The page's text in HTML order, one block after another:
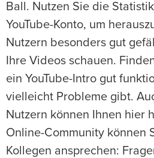
Ball. Nutzen Sie die
YouTube-Konto, um
Nutzern besonders gut
Ihre Videos schauen.
ein YouTube-Intro gut
vielleicht Probleme gibt.
Nutzern können Ihnen hier
Online-Community können
Kollegen ansprechen: